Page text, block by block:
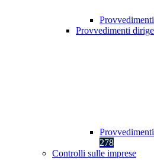
Provvedimenti
278
Controlli sulle imprese